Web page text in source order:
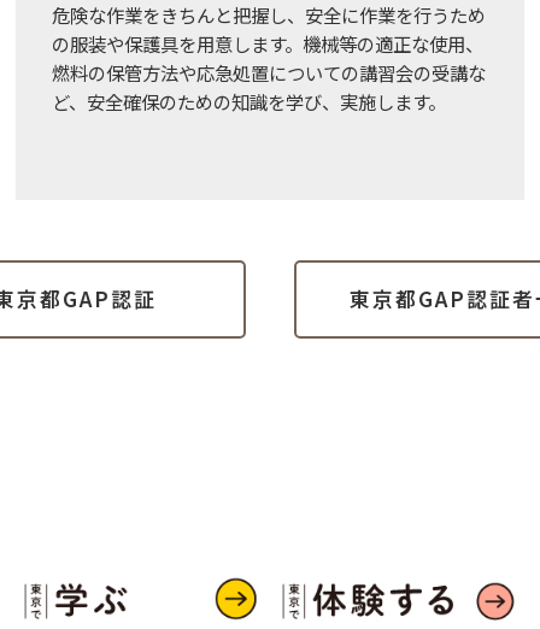
危険な作業をきちんと把握し、安全に作業を行うため
の服装や保護具を用意します。機械等の適正な使用、
燃料の保管方法や応急処置についての講習会の受講な
ど、安全確保のための知識を学び、実施します。
京都GAP認証 東京都GAP認証